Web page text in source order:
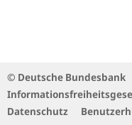
© Deutsche Bundesbank
Datenschutz